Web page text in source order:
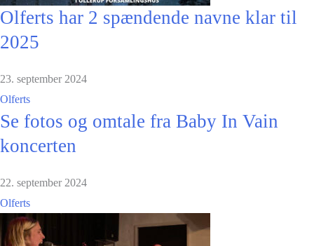
Olferts har 2 spændende navne klar til
2025
23. september 2024
Olferts
Se fotos og omtale fra Baby In Vain
koncerten
22. september 2024
Olferts